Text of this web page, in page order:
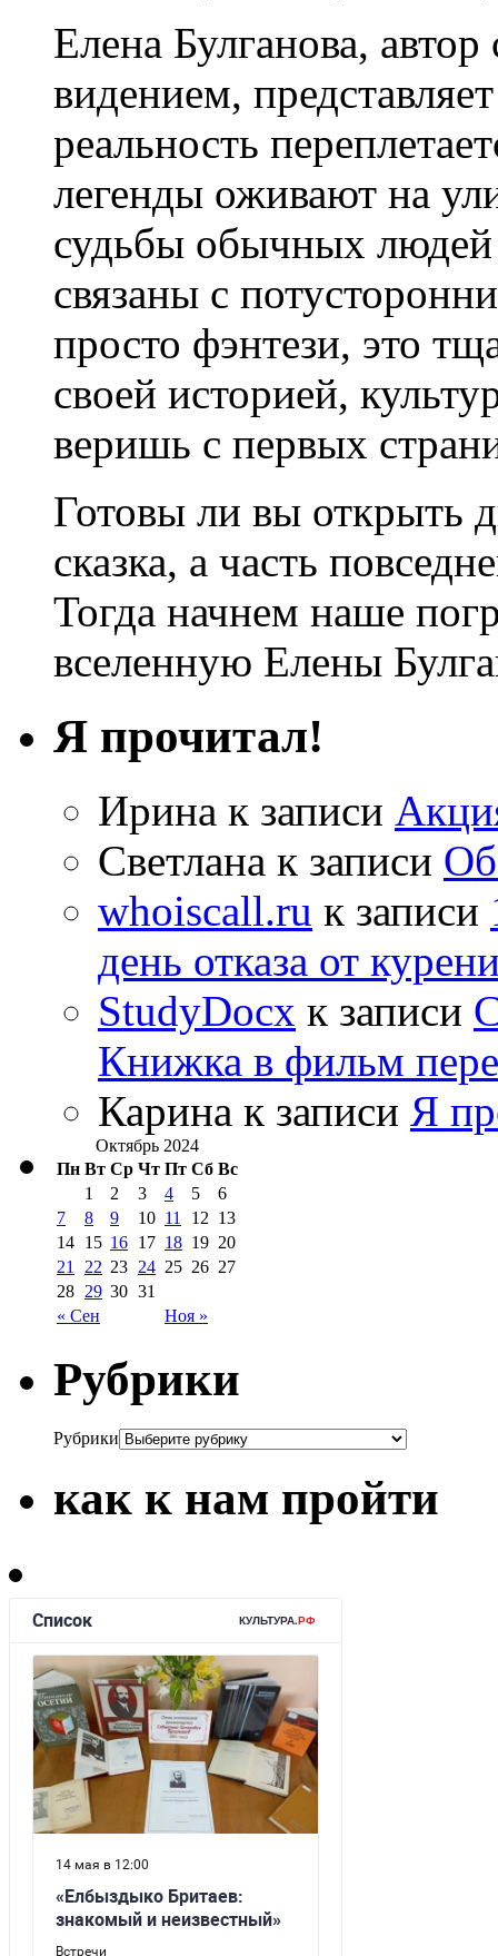
Елена Булганова,
видением,
реальность
легенды оживают на
судьбы обычных людей
связаны с
просто фэнтези, это
своей историей,
веришь с первых
Готовы ли вы открыть
сказка, а часть
Тогда начнем наше
вселенную Елены
Я прочитал!
Ирина к записи
Светлана к записи
whoiscall.ru к записи
день отказа от
StudyDocx к записи
Книжка в фильм
Карина к записи Я
Октябрь 2024
Пн Вт Ср Чт Пт Сб Вс
« Сен Ноя »
1 2 3 4 5
6
7
8 9 10 11 12 13
14 15 16 17 18 19 20
21
22 23 24 25 26 27
28 29 30 31
Рубрики
Рубрики
как к нам пройти